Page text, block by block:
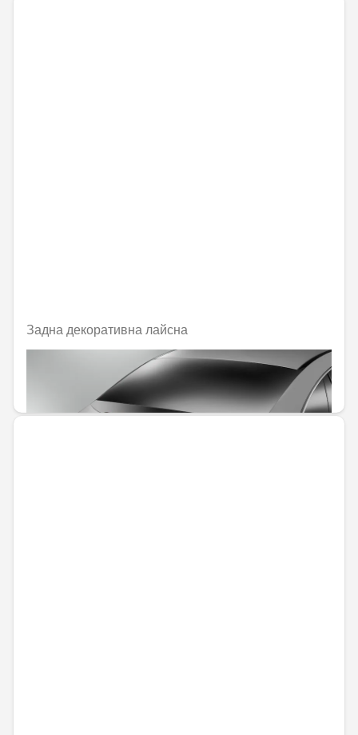
Задна декоративна лайсна
242,02 € / 473,34 лв.